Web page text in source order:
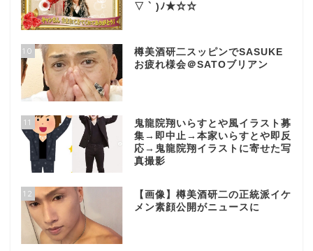
▽ ` )ﾉ★☆☆
10
樽美酒研二スッピンでSASUKE
お疲れ様会＠SATOブリアン
11
鬼龍院翔いらすとや風イラスト募
集→即中止→本家いらすとや即反
応→鬼龍院翔イラストに寄せた写
真撮影
12
【画像】樽美酒研二の正統派イケ
メン素顔公開がニュースに